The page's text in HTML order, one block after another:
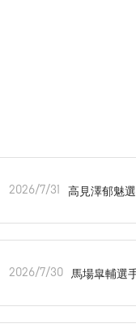
2026/7/31 高見澤郁魅
2026/7/30 馬場皐輔選